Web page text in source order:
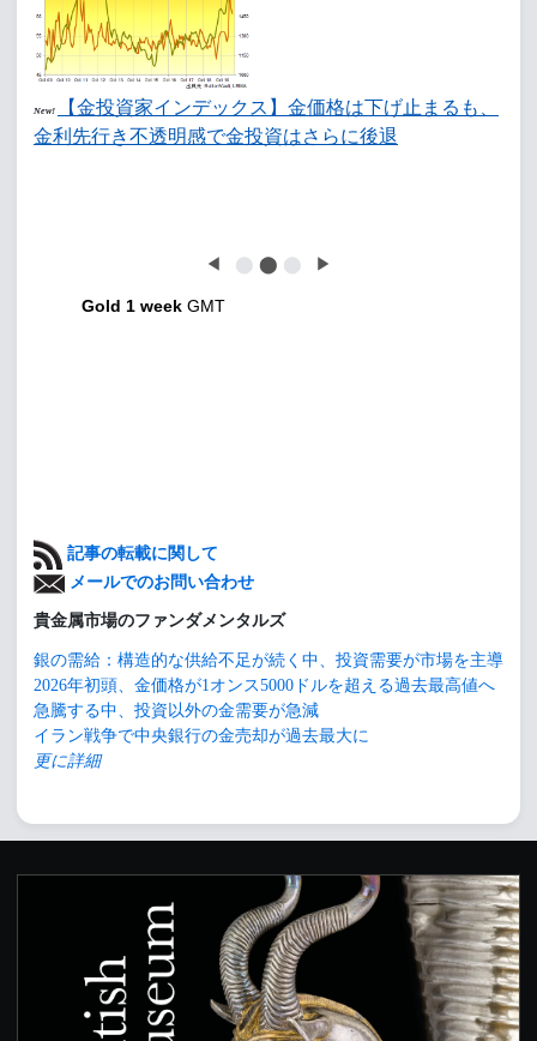
New!
【金投資家インデックス】金価格は下げ止まるも、
金利先行き不透明感で金投資はさらに後退
◀ ⬤ ⬤ ⬤ ▶
Gold 1 week GMT
記事の転載に関して
メールでのお問い合わせ
貴金属市場のファンダメンタルズ
銀の需給：構造的な供給不足が続く中、投資需要が市場を主導
2026年初頭、金価格が1オンス5000ドルを超える過去最高値へ
急騰する中、投資以外の金需要が急減
イラン戦争で中央銀行の金売却が過去最大に
更に詳細